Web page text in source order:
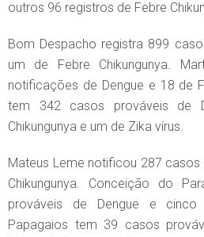
outros 96 registros de Febre
Bom Despacho registra 899
um de Febre Chikungunya.
notificações de Dengue e 18 de
tem 342 casos prováveis de
Chikungunya e um de Zika vírus.
Mateus Leme notificou 287 casos
Chikungunya. Conceição do
prováveis de Dengue e cinco
Papagaios tem 39 casos